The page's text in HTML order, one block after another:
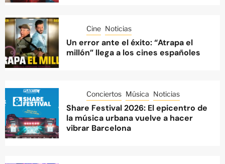
Cine Noticias
Un error ante el éxito: “Atrapa el
millón” llega a los cines españoles
Conciertos Música Noticias
Share Festival 2026: El epicentro de
la música urbana vuelve a hacer
vibrar Barcelona